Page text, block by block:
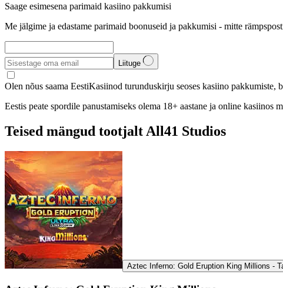
Saage esimesena parimaid kasiino pakkumisi
Me jälgime ja edastame parimaid boonuseid ja pakkumisi - mitte
Liituge
Olen nõus saama EestiKasiinod turunduskirju seoses kasiino pakkumiste,
Eestis peate spordile panustamiseks olema 18+ aastane ja online kasiinos
Teised mängud tootjalt All41 Studios
Aztec Inferno: Gold Eruption King Millions -